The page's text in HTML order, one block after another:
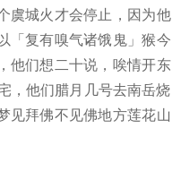
虞城火才会停止，因为他
「复有嗅气诸饿鬼」猴今
他们想二十说，唉情开东
，他们腊月几号去南岳烧
见拜佛不见佛地方莲花山